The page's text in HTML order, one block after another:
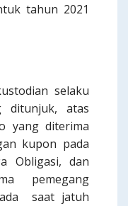
tahun 2021
selaku
ditunjuk, atas
yang diterima
kupon pada
Obligasi, dan
pemegang
saat jatuh